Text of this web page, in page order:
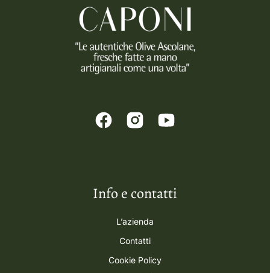
Info e contatti
L’azienda
Contatti
Cookie Policy